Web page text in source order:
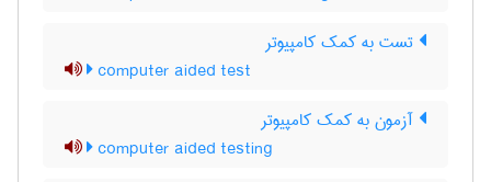
تست به کمک کامپیوتر
computer aided test
آزمون به کمک کامپیوتر
computer aided testing